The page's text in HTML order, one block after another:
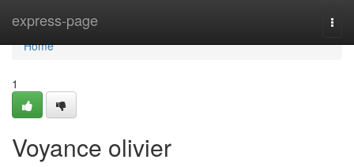
express-page
Home
Home
1
Voyance olivier